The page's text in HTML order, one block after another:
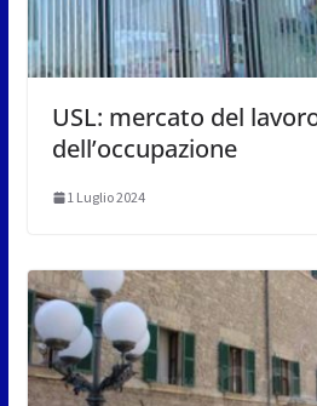
USL: mercato del
dell’occupazione
1 Luglio 2024